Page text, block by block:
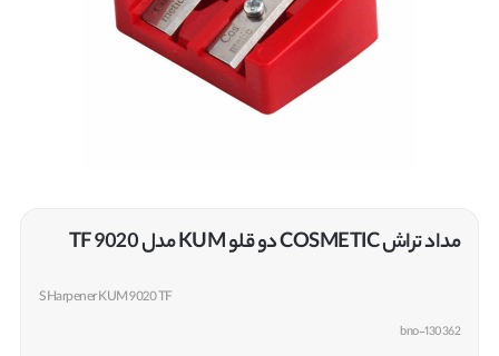
مداد تراش COSMETIC دو قلو KUM مدل 9020 TF
SHarpener KUM 9020 TF
bno-130362